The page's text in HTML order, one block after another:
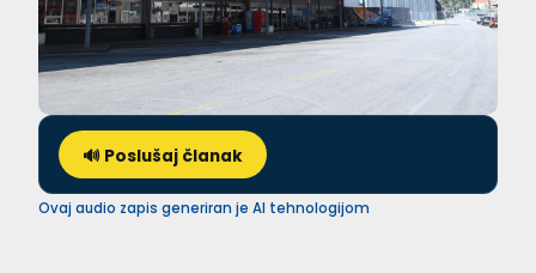
🔊 Poslušaj članak
Ovaj audio zapis generiran je AI tehnologijom